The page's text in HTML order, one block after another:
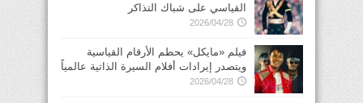
القياسي على شباك التذاكر
2026/04/28
فيلم «مايكل» يحطم الأرقام القياسية
ويتصدر إيرادات أفلام السيرة الذاتية عالمياً
2026/04/28